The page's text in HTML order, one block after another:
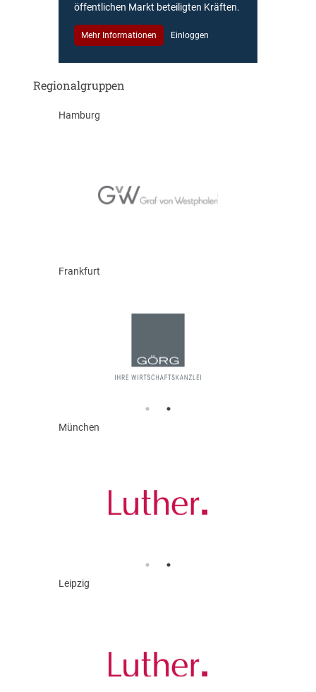
öffentlichen Markt beteiligten Kräften.
Mehr Informationen Einloggen
Regionalgruppen
Hamburg
Frankfurt
München
Leipzig